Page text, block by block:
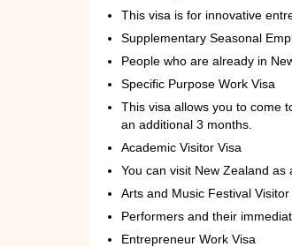
This visa is for innovative
Supplementary Seasonal
People who are already in
Specific Purpose Work Visa
This visa allows you to come
an additional 3 months.
Academic Visitor Visa
You can visit New Zealand
Arts and Music Festival Visitor
Performers and their
Entrepreneur Work Visa